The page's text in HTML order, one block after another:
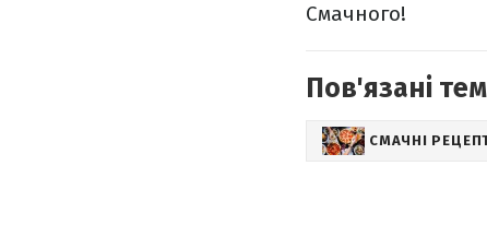
Смачного!
Пов'язані
СМАЧНІ